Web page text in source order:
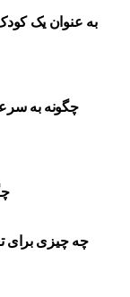
به عنوان یک
چگونه به
چه چیزی برای